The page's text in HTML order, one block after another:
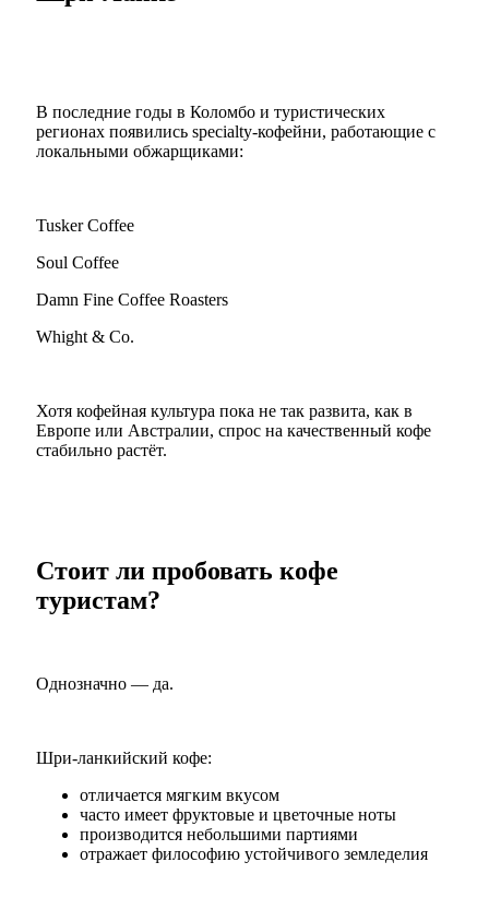
В последние годы в Коломбо и туристических
регионах появились specialty-кофейни, работающие с
локальными обжарщиками:
Tusker Coffee
Soul Coffee
Damn Fine Coffee Roasters
Whight & Co.
Хотя кофейная культура пока не так развита, как в
Европе или Австралии, спрос на качественный кофе
стабильно растёт.
Стоит ли пробовать кофе
туристам?
Однозначно — да.
Шри-ланкийский кофе:
отличается мягким вкусом
часто имеет фруктовые и цветочные ноты
производится небольшими партиями
отражает философию устойчивого земледелия